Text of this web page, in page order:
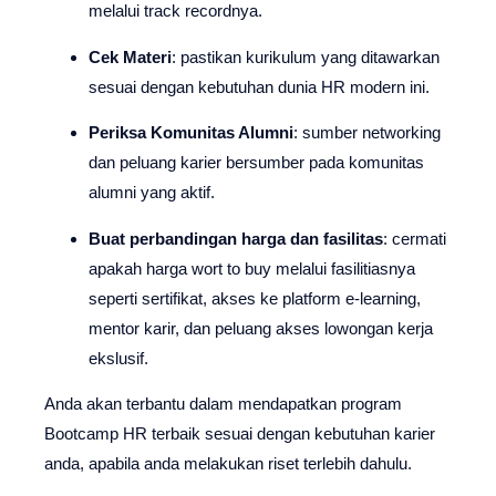
melalui track recordnya.
Cek Materi: pastikan kurikulum yang ditawarkan
sesuai dengan kebutuhan dunia HR modern ini.
Periksa Komunitas Alumni: sumber networking
dan peluang karier bersumber pada komunitas
alumni yang aktif.
Buat perbandingan harga dan fasilitas: cermati
apakah harga wort to buy melalui fasilitiasnya
seperti sertifikat, akses ke platform e-learning,
mentor karir, dan peluang akses lowongan kerja
ekslusif.
Anda akan terbantu dalam mendapatkan program
Bootcamp HR terbaik sesuai dengan kebutuhan karier
anda, apabila anda melakukan riset terlebih dahulu.